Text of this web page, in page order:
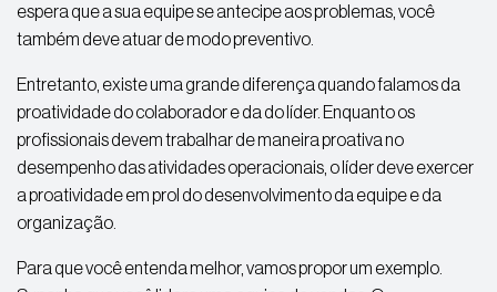
espera que a sua equipe se antecipe aos problemas, você
também deve atuar de modo preventivo.
Entretanto, existe uma grande diferença quando falamos da
proatividade do colaborador e da do líder. Enquanto os
profissionais devem trabalhar de maneira proativa no
desempenho das atividades operacionais, o líder deve exercer
a proatividade em prol do desenvolvimento da equipe e da
organização.
Para que você entenda melhor, vamos propor um exemplo.